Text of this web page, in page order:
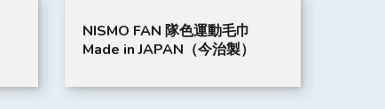
NISMO FAN 隊色運動毛巾
Made in JAPAN（今治製）